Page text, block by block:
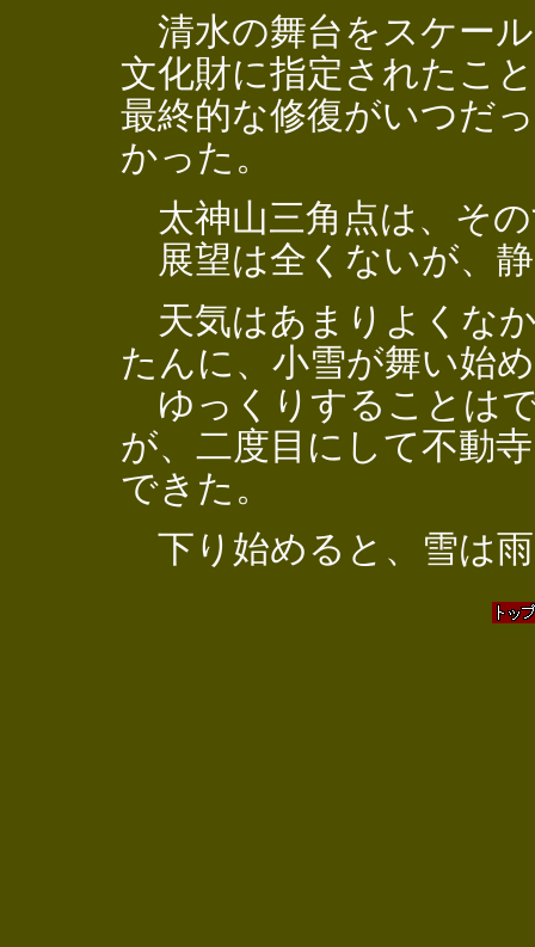
清水の舞台をスケー
文化財に指定されたこ
最終的な修復がいつだ
かった。
太神山三角点は、そ
展望は全くないが、
天気はあまりよくな
たんに、小雪が舞い始
ゆっくりすることは
が、二度目にして不動
できた。
下り始めると、雪は